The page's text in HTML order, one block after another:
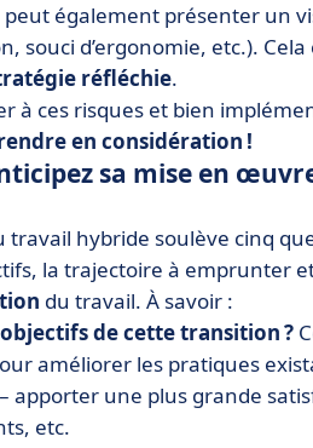
également présenter un
souci d’ergonomie, etc.).
réfléchie.
à ces risques et bien
en considération !
sa mise en
travail hybride soulève cinq
la trajectoire à emprunter
du travail. À savoir :
de cette transition ?
améliorer les pratiques
apporter une plus grande
etc.